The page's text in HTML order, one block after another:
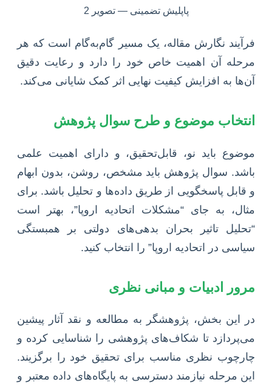
فرآیند نگارش مقاله، یک مسیر گام‌به‌گام است که هر
مرحله آن اهمیت خاص خود را دارد و رعایت دقیق
آن‌ها به افزایش کیفیت نهایی اثر کمک شایانی می‌کند.
انتخاب موضوع و طرح سوال پژوهش
موضوع باید نو، قابل‌تحقیق، و دارای اهمیت علمی
باشد. سوال پژوهش باید مشخص، روشن، بدون ابهام
و قابل پاسخگویی از طریق داده‌ها و تحلیل باشد. برای
مثال، به جای “مشکلات اتحادیه اروپا”، بهتر است
“تحلیل تاثیر بحران بدهی‌های دولتی بر همبستگی
سیاسی در اتحادیه اروپا” را انتخاب کنید.
مرور ادبیات و مبانی نظری
در این بخش، پژوهشگر به مطالعه و نقد آثار پیشین
می‌پردازد تا شکاف‌های پژوهشی را شناسایی کرده و
چارچوب نظری مناسب برای تحقیق خود را برگزیند.
این مرحله نیازمند دسترسی به پایگاه‌های داده معتبر و